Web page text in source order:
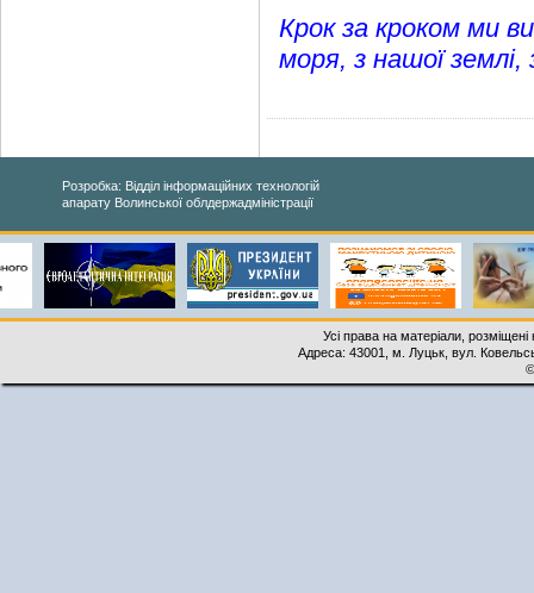
Крок за кроком ми
моря, з нашої
Розробка: Відділ інформаційних технологій
апарату Волинської облдержадміністрації
Усі права на матеріали,
Адреса: 43001, м. Луцьк, вул.